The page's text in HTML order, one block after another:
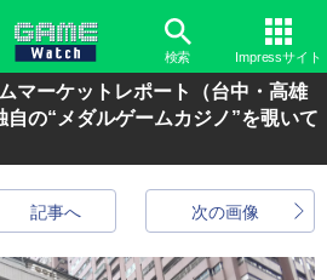
検索 Impressサイト
マーケットレポート（台中・高雄
の“メダルゲームカジノ”を覗いて
次の画像
記事へ